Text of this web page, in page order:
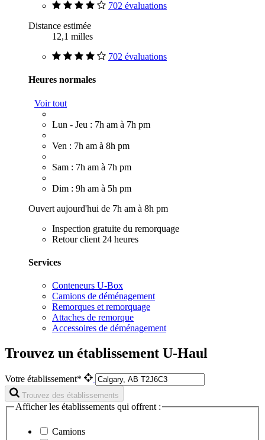
702 évaluations
Distance estimée
12,1 milles
702 évaluations
Heures normales
Voir tout
Lun - Jeu : 7h am à 7h pm
Ven : 7h am à 8h pm
Sam : 7h am à 7h pm
Dim : 9h am à 5h pm
Ouvert aujourd'hui de 7h am à 8h pm
Inspection gratuite du remorquage
Retour client 24 heures
Services
Conteneurs U-Box
Camions de déménagement
Remorques et remorquage
Attaches de remorque
Accessoires de déménagement
Trouvez un établissement U-Haul
Votre établissement*
Trouvez des établissements
Afficher les établissements qui offrent :
Camions